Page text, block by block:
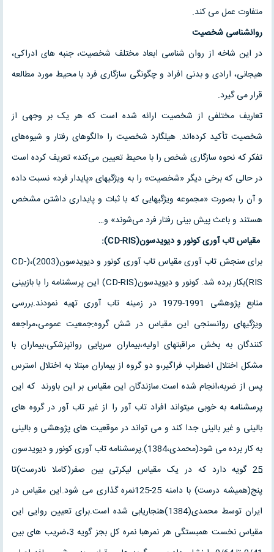
متفاوت عمل می کند.
روانشناسی شخصیت
در این شاخه از روان شناسی ابعاد مختلف شخصیت، جنبه های ادراكی،
هیجانی، ارادی و بدنی افراد و چگونگی سازگاری فرد با محیط مورد مطالعه
قرار می گیرد.
تعاریف مختلفی از شخصیت ارائه شده است که هر یک بر وجهی از
شخصیت تأکید کرده‌اند. هیلگارد شخصیت را «الگوهای رفتار و شیوه‌های
تفکر که نحوه سازگاری شخص را با محیط تعیین می‌کند» تعریف کرده است
در حالی که برخی دیگر «شخصیت» را به ویژگیهای «پایدار فرد» نسبت داده
و آن را بصورت «مجموعه ویژگیهایی که با ثبات و پایداری داشتن مشخص
هستند و باعث پیش بینی رفتار فرد می‌شوند» و…
مقیاس تاب آوری کونور و دیویدسون(CD-RIS
):
برای سنجش تاب آوری مقیاس تاب آوری کونور و دیویدسون(2003)،(CD-
RIS)بکار برده شد. کونور و دیویدسون(CD-RIS) این پرسشنامه را با بازبینی
منابع پژوهشی 1991-1979 در زمینه تاب آوری تهیه نمودند.بررسی
ویژگیهای روانسنجی این مقیاس در شش گروه:جمعیت عمومی،مراجعه
کنندگان به بخش مراقبتهای اولیه،بیماران سرپایی روانپزشکی،بیماران با
مشکل اختلال اضطراب فراگیر،و دو گروه از بیماران مبتلا به اختلال استرس
پس از ضربه،انجام شده است.سازندگان این مقیاس بر این باورند که این
پرسشنامه به خوبی میتواند افراد تاب آور را از غیر تاب آور در گروه های
بالینی و غیر بالینی جدا کند و می تواند در موقعیت های پژوهشی و بالینی
به کار برده می شود(محمدی،1384).پرسشنامه تاب آوری کونور و دیویدسون
25گویه دارد که در یک مقیاس لیکرتی بین صفر(کاملا نادرست)تا
پنج(همیشه درست) با دامنه 25-125نمره گذاری می شود.این مقیاس در
ایران توسط محمدی(1384)هنجاریابی شده است.برای تعیین روایی این
مقیاس نخست همبستگی هر نمرهبا نمره کل بجز گویه 3،ضریب های بین